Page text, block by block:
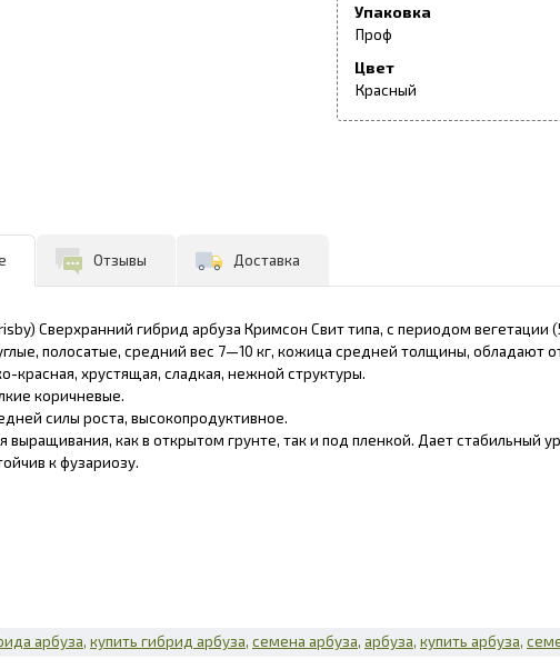
Упаковка
Проф
Цвет
Красный
Отзывы Доставка
Сверхранний гибрид арбуза Кримсон Свит типа, с периодом вегетации
полосатые, средний вес 7—10 кг, кожица средней толщины, обладают
красная, хрустящая, сладкая, нежной структуры.
коричневые.
силы роста, высокопродуктивное.
выращивания, как в открытом грунте, так и под пленкой. Дает стабильный
к фузариозу.
арбуза купить гибрид арбуза семена арбуза арбуза купить арбуза